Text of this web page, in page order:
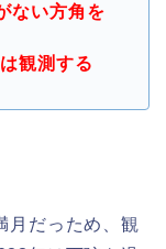
ない方角を
観測する
月だっため、観